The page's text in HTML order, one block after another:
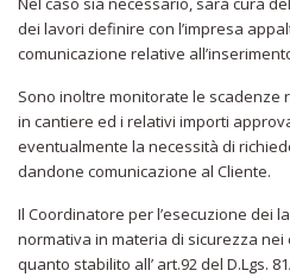
dei lavori definire con l’impresa
comunicazione relative
Sono inoltre monitorate le scadenze
in cantiere ed i relativi importi
eventualmente la necessità di
dandone comunicazione al Cliente.
Il Coordinatore per l’esecuzione dei
normativa in materia di sicurezza
quanto stabilito all’ art.92 del D.Lgs.